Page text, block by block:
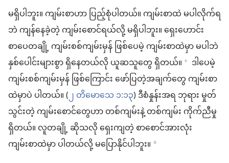
မရှိပါဘူး။ ကျမ်းစာဟာ ပြည့်စုံပါတယ်။ ကျမ်းစာထဲ မပါလိုက်ရ
ဘဲ ကျန်နေခဲ့တဲ့ ကျမ်းစောင်ရယ်လို့ မရှိပါဘူး။ ရှေးဟောင်း
စာပေတချို့ ကျမ်းစစ်ကျမ်းမှန် ဖြစ်ပေမဲ့ ကျမ်းစာထဲမှာ မပါဘဲ
နှစ်ပေါင်းများစွာ ရှိနေတယ်လို ယူဆသူတွေ ရှိတယ်။ f ဒါပေမဲ့
ကျမ်းစစ်ကျမ်းမှန် ဖြစ်ကြောင်း ဖော်ပြတဲ့အချက်တွေ ကျမ်းစာ
ထဲမှာပဲ ပါတယ်။ (၂ တိမောသေ ၁:၁၃) ဒီစံနှုန်းအရ ဘုရား မှုတ်
သွင်းတဲ့ ကျမ်းစောင်တွေဟာ တစ်ကျမ်းနဲ့ တစ်ကျမ်း ကိုက်ညီမှု
ရှိတယ်။ လူတချို့ ဆိုသလို ရှေးကျတဲ့ စာစောင်အားလုံး
ကျမ်းစာထဲမှာ ပါတယ်လို့ မပြောနိုင်ပါဘူး။ g